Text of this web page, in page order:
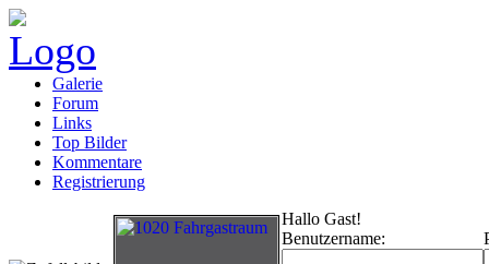
Galerie
Forum
Links
Top Bilder
Kommentare
Registrierung
Hallo Gast!
Benutzername: